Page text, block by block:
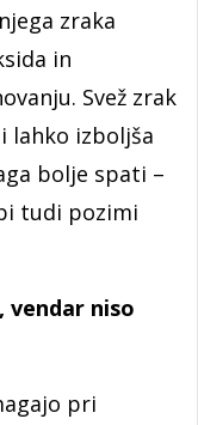
zraka
in
Svež zrak
lahko izboljša
bolje spati –
tudi pozimi
vendar niso
pri